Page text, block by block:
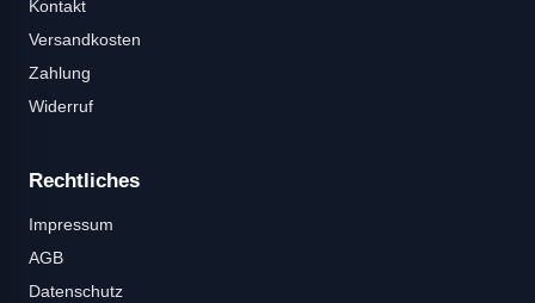
Kontakt
Versandkosten
Zahlung
Widerruf
Rechtliches
Impressum
AGB
Datenschutz